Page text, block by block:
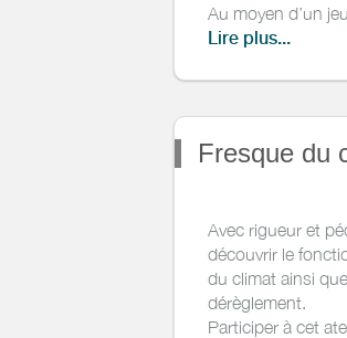
Au moyen d’un
acteur·rices qui
connaître et
Lire plus...
Fresque du
Avec rigueur et
découvrir le
du climat ainsi
dérèglement.
Participer à cet